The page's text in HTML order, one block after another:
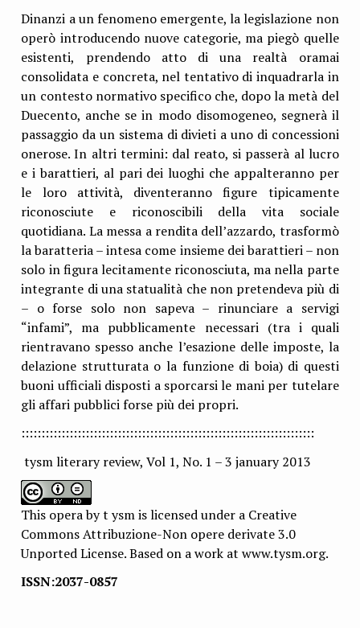
Dinanzi a un fenomeno emergente, la legislazione non
operò introducendo nuove categorie, ma piegò quelle
esistenti, prendendo atto di una realtà oramai
consolidata e concreta, nel tentativo di inquadrarla in
un contesto normativo specifico che, dopo la metà del
Duecento, anche se in modo disomogeneo, segnerà il
passaggio da un sistema di divieti a uno di concessioni
onerose. In altri termini: dal reato, si passerà al lucro
e i barattieri, al pari dei luoghi che appalteranno per
le loro attività, diventeranno figure tipicamente
riconosciute e riconoscibili della vita sociale
quotidiana. La messa a rendita dell’azzardo, trasformò
la baratteria – intesa come insieme dei barattieri – non
solo in figura lecitamente riconosciuta, ma nella parte
integrante di una statualità che non pretendeva più di
– o forse solo non sapeva – rinunciare a servigi
“infami”, ma pubblicamente necessari (tra i quali
rientravano spesso anche l’esazione delle imposte, la
delazione strutturata o la funzione di boia) di questi
buoni ufficiali disposti a sporcarsi le mani per tutelare
gli affari pubblici forse più dei propri.
:::::::::::::::::::::::::::::::::::::::::::::::::::::::::::::::::::::::::
tysm literary review, Vol 1, No. 1 – 3 january 2013
This opera by t ysm is licensed under a Creative
Commons Attribuzione-Non opere derivate 3.0
Unported License. Based on a work at www.tysm.org.
ISSN:2037-0857